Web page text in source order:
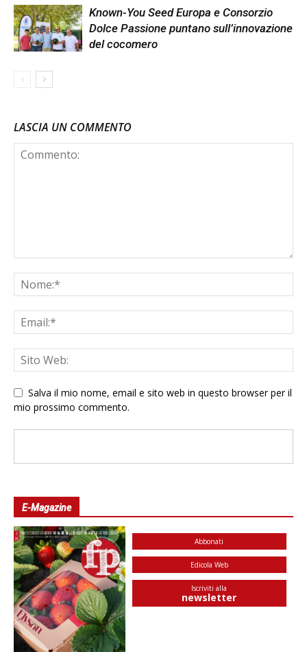
Known-You Seed Europa e Consorzio
Dolce Passione puntano sull’innovazione
del cocomero
LASCIA UN COMMENTO
Salva il mio nome, email e sito web in questo browser per il
mio prossimo commento.
E-Magazine
Abbonati
Edicola Web
Iscriviti alla
newsletter